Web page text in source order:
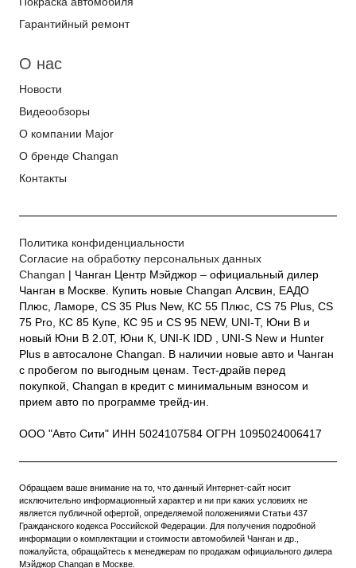
Гарантийный ремонт
О нас
Новости
Видеообзоры
О компании Major
О бренде Changan
Контакты
Политика конфиденциальности
Согласие на обработку персональных данных
Changan | Чанган Центр Мэйджор – официальный дилер
Чанган в Москве. Купить новые Changan Алсвин, ЕАДО
Плюс, Ламоре, CS 35 Plus New, КС 55 Плюс, CS 75 Plus, CS
75 Pro, КС 85 Купе, КС 95 и CS 95 NEW, UNI-T, Юни В и
новый Юни В 2.0Т, Юни К, UNI-K IDD , UNI-S New и Hunter
Plus в автосалоне Changan. В наличии новые авто и Чанган
с пробегом по выгодным ценам. Тест-драйв перед
покупкой, Changan в кредит с минимальным взносом и
прием авто по программе трейд-ин.
ООО "Авто Сити" ИНН 5024107584 ОГРН 1095024006417
Обращаем ваше внимание на то, что данный Интернет-сайт носит
исключительно информационный характер и ни при каких условиях не
является публичной офертой, определяемой положениями Статьи 437
Гражданского кодекса Российской Федерации. Для получения подробной
информации о комплектации и стоимости автомобилей Чанган и др.,
пожалуйста, обращайтесь к менеджерам по продажам официального дилера
Мэйджор Changan в Москве.